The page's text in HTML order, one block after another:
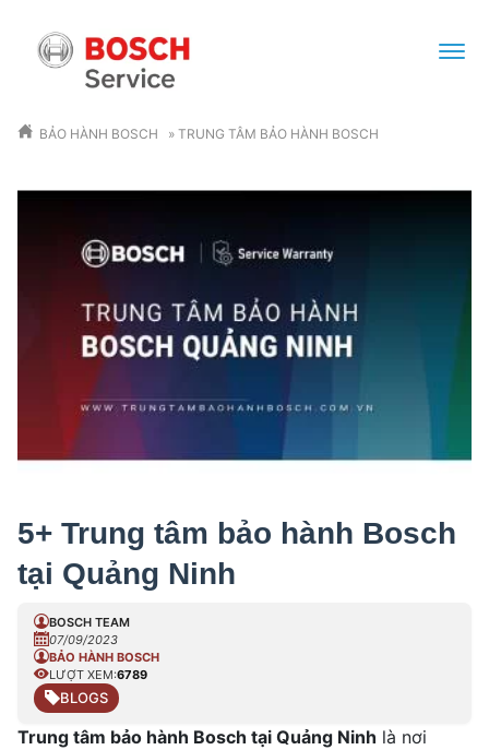
BẢO HÀNH BOSCH » TRUNG TÂM BẢO HÀNH BOSCH
5+ Trung tâm bảo hành Bosch
tại Quảng Ninh
BOSCH TEAM
07/09/2023
BẢO HÀNH BOSCH
LƯỢT XEM:6789
BLOGS
Trung tâm bảo hành Bosch tại Quảng Ninh là nơi